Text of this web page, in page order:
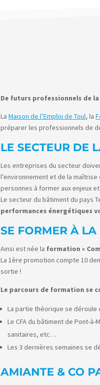
De futurs professionnels de
LaMaison de l’Emploi de Toul, la
préparer les professionnels de
LE SECTEUR DE
Les entreprises du secteur
l’environnement et de la maîtrise
personnes à former aux enjeux
Le secteur du bâtiment du pays
performances énergétiques
SE FORMER À
Ainsi est née la formation «
La 1ère promotion compte 10
sortie !
Le parcours de formation se
La partie théorique se déroule
Le CFA du bâtiment de Pont-
sanitaires, etc…
Les 3 dernières semaines se
AMIANTE & CO